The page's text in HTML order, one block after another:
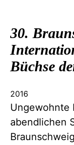
30.
Büchse
2016
Ungewohnte
abendlichen